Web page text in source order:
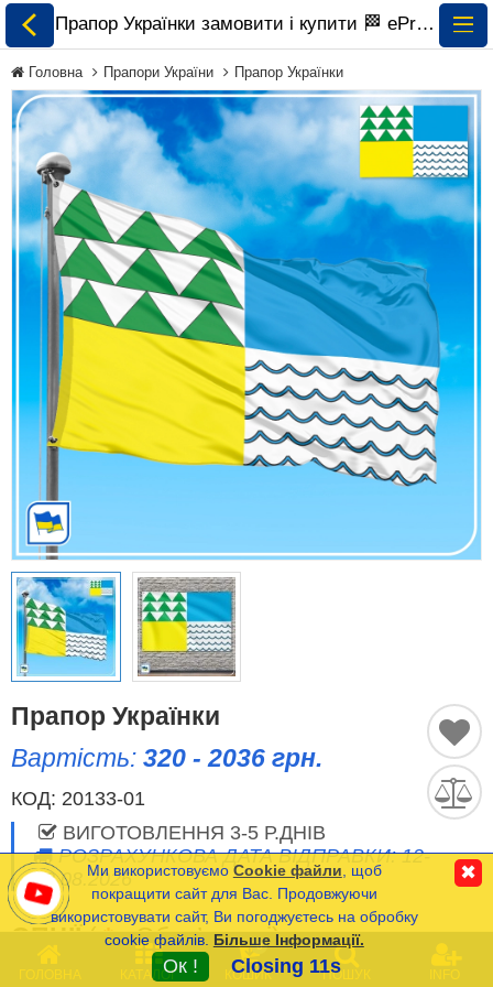
Всі Прапори
Прапори України
Прапори Світу за
Континентами
Прапори на
Замовлення
Прапори Міжнародних
Історичні Прапори
Спортивні Прапори
Етнічні Прапори
Інші прапори
Порівняти
Список
(0)
Часті Питання (FAQ)
Оплата та Доставка
ГОЛОВНА КАТАЛОГ
0
КОШИК ПОШУК INFO
Прапор Українки замовити і купити 🏁 ePrapor.com.ua
Головна Прапори України Прапор Українки
Прапор Українки
Вартість: 320 - 2036 грн.
КОД: 20133-01
ВИГОТОВЛЕННЯ 3-5 Р.ДНІВ
РОЗРАХУНКОВА ДАТА ВІДПРАВКИ: 12-
13.08.2026
ОПЦІЇ(*- Обов’язкові)
РОЗМІР
Ми використовуємо Cookie файли , щоб
покращити сайт для Вас. Продовжуючи
використовувати сайт, Ви погоджуєтесь на обробку
cookie файлів. Більше Інформації.
Ок ! Closing 10s
✖